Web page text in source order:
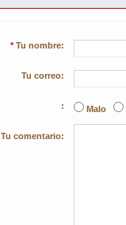
* Tu nombre:
Tu correo:
: Malo
Tu comentario: